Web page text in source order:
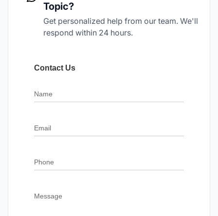
Topic?
Get personalized help from our team. We'll
respond within 24 hours.